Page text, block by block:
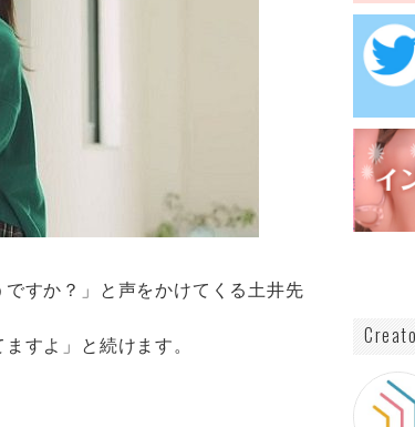
すか？」と声をかけてくる土井先
すよ」と続けます。